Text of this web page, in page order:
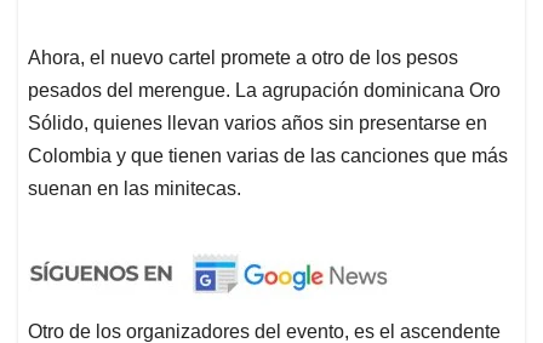
Ahora, el nuevo cartel promete a otro de los pesos
pesados del merengue. La agrupación dominicana Oro
Sólido, quienes llevan varios años sin presentarse en
Colombia y que tienen varias de las canciones que más
suenan en las minitecas.
Otro de los organizadores del evento, es el ascendente